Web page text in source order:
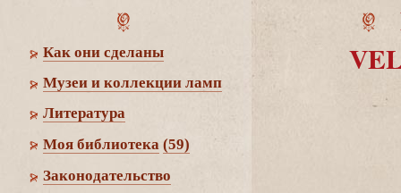
Как они сделаны
Музеи и коллекции ламп
Литература
Моя библиотека (59)
Законодательство